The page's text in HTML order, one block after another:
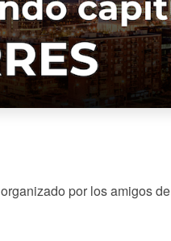
organizado por los amigos de